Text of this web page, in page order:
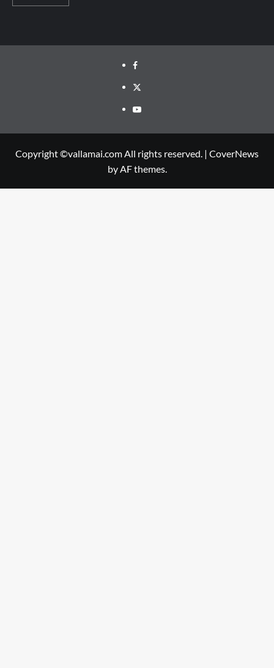
Facebook
Twitter
Youtube
Copyright ©vallamai.com All rights reserved. | CoverNews
by AF themes.